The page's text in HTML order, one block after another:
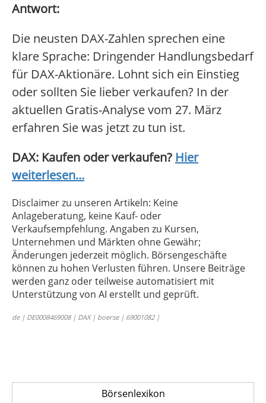
Antwort:
Die neusten DAX-Zahlen sprechen eine
klare Sprache: Dringender Handlungsbedarf
für DAX-Aktionäre. Lohnt sich ein Einstieg
oder sollten Sie lieber verkaufen? In der
aktuellen Gratis-Analyse vom 27. März
erfahren Sie was jetzt zu tun ist.
DAX: Kaufen oder verkaufen? Hier
weiterlesen...
Disclaimer zu unseren Artikeln: Keine
Anlageberatung, keine Kauf- oder
Verkaufsempfehlung. Angaben zu Kursen,
Unternehmen und Märkten ohne Gewähr;
Änderungen jederzeit möglich. Börsengeschäfte
können zu hohen Verlusten führen. Unsere Beiträge
werden ganz oder teilweise automatisiert mit
Unterstützung von AI erstellt und geprüft.
de | DE0008469008 | DAX | boerse | 69001082 |
Börsenlexikon